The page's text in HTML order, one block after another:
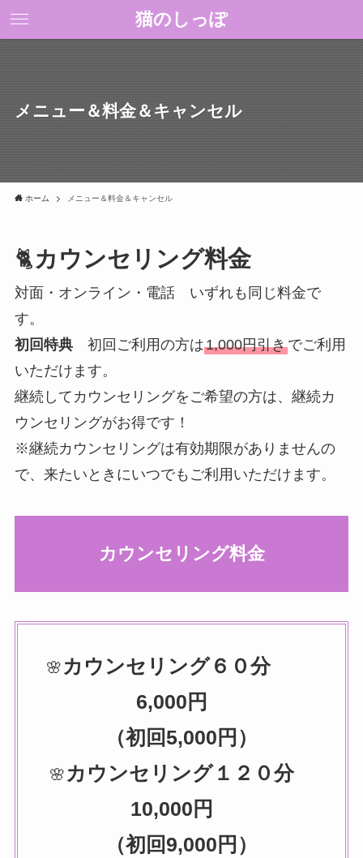
猫のしっぽ
メニュー＆料金＆キャンセル
ホーム メニュー＆料金＆キャンセル
🐈カウンセリング料金
対面・オンライン・電話 いずれも同じ料金で
す。
初回特典初回ご利用の方は1,000円引きでご利用
いただけます。
継続してカウンセリングをご希望の方は、継続カ
ウンセリングがお得です！
※継続カウンセリングは有効期限がありませんの
で、来たいときにいつでもご利用いただけます。
カウンセリング料金
🌸 カウンセリング６０分
6,000円
（初回5,000円）
🌸 カウンセリング１２０分
10,000円
（初回9,000円）